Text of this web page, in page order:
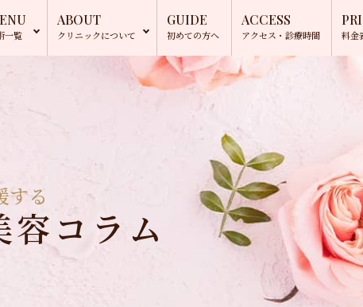
一覧
ABOUT
クリニックについて
GUIDE
初めての方へ
ACCESS
アクセス・ 診療時間 料金
する
コラム